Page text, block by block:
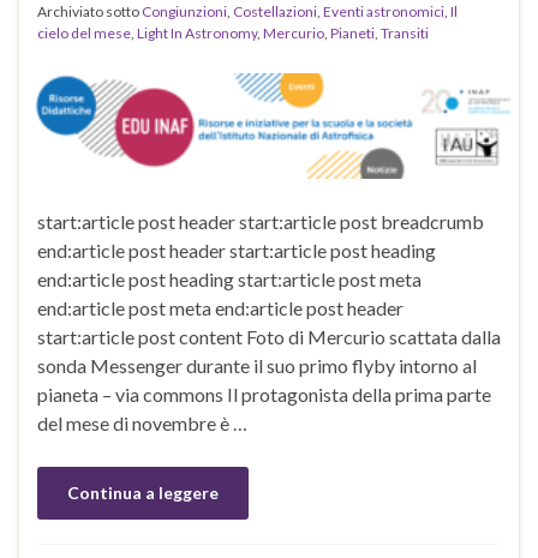
Archiviato sotto Congiunzioni Costellazioni Eventi astronomici Il
cielo del mese Light In Astronomy, Mercurio Pianeti Transiti
start:article post header start:article post breadcrumb
end:article post header start:article post heading
end:article post heading start:article post meta
end:article post meta end:article post header
start:article post content Foto di Mercurio scattata dalla
sonda Messenger durante il suo primo flyby intorno al
pianeta – via commons Il protagonista della prima parte
del mese di novembre è …
Continua a leggere